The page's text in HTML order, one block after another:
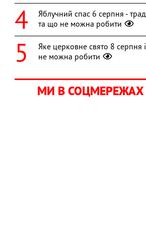
Яблучний спас 6 серпня -
та що не можна робити
Яке церковне свято 8 серпня
не можна робити
МИ В СОЦМЕРЕЖАХ